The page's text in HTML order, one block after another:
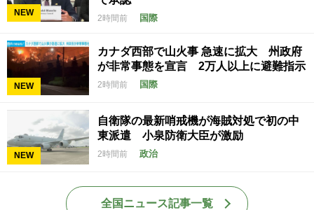
NEW
2時間前 国際
NEW
カナダ西部で山火事 急速に拡大 州政府
が非常事態を宣言 2万人以上に避難指示
2時間前 国際
NEW
自衛隊の最新哨戒機が海賊対処で初の中
東派遣 小泉防衛大臣が激励
2時間前 政治
全国ニュース記事一覧